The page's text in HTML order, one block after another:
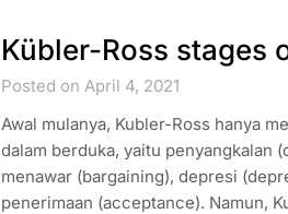
Kübler-Ross stages
Posted on April 4, 2021
Awal mulanya, Kubler-Ross hanya
dalam berduka, yaitu penyangkalan
menawar (bargaining), depresi
penerimaan (acceptance). Namun,